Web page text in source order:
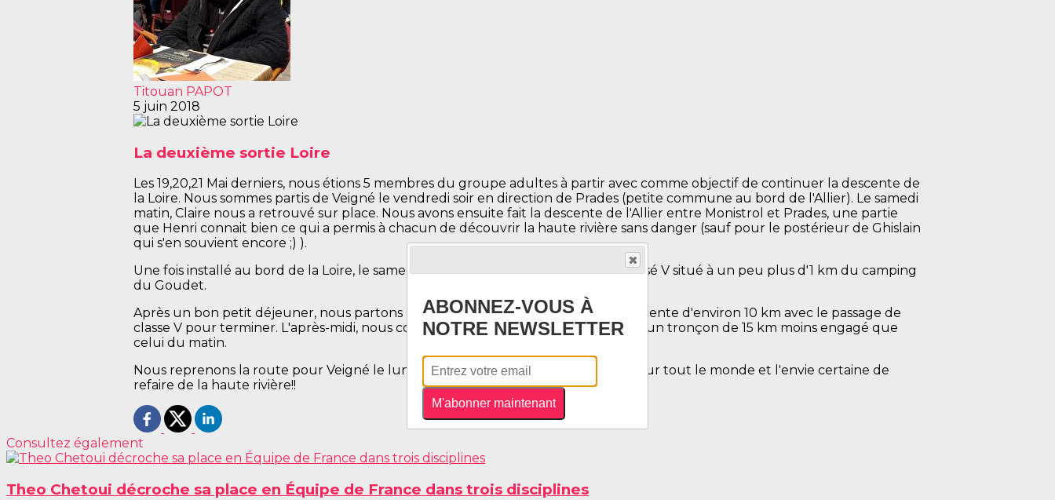
Titouan PAPOT
5 juin 2018
La deuxième sortie Loire
Les 19,20,21 Mai derniers, nous étions 5 membres du groupe adultes à partir avec comme objectif de continuer la descente de
la Loire. Nous sommes partis de Veigné le vendredi soir en direction de Prades (petite commune au bord de l'Allier). Le samedi
matin, Claire nous a retrouvé sur place. Nous avons ensuite fait la descente de l'Allier entre Monistrol et Prades, une partie
que Henri connait bien ce qui a permis à chacun de découvrir la haute rivière sans danger (sauf pour le postérieur de Ghislain
qui s'en souvient encore ;) ).
Une fois installé au bord de la Loire, le samedi soir c'était repérage du passage classé V situé à un peu plus d'1 km du camping
du Goudet.
Après un bon petit déjeuner, nous partons le dimanche matin pour faire une descente d'environ 10 km avec le passage de
classe V pour terminer. L'après-midi, nous continuons la descente de la Loire avec un tronçon de 15 km moins engagé que
celui du matin.
Nous reprenons la route pour Veigné le lundi midi avec de très bons souvenirs pour tout le monde et l'envie certaine de
refaire de la haute rivière!!
Consultez également
Theo Chetoui décroche sa place en Équipe de France dans trois disciplines
ABONNEZ-VOUS À
NOTRE NEWSLETTER
M'abonner maintenant